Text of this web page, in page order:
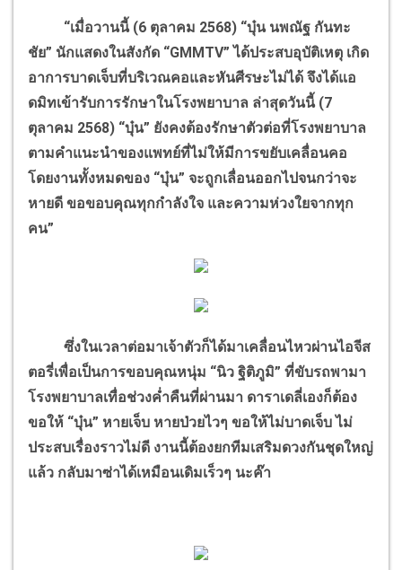
“เมื่อวานนี้ (6 ตุลาคม 2568) “บุ๋น นพณัฐ กันทะ
ชัย” นักแสดงในสังกัด “GMMTV” ได้ประสบอุบัติเหตุ เกิด
อาการบาดเจ็บที่บริเวณคอและหันศีรษะไม่ได้ จึงได้แอ
ดมิทเข้ารับการรักษาในโรงพยาบาล ล่าสุดวันนี้ (7
ตุลาคม 2568) “บุ๋น” ยังคงต้องรักษาตัวต่อที่โรงพยาบาล
ตามคำแนะนำของแพทย์ที่ไม่ให้มีการขยับเคลื่อนคอ
โดยงานทั้งหมดของ “บุ๋น” จะถูกเลื่อนออกไปจนกว่าจะ
หายดี ขอขอบคุณทุกกำลังใจ และความห่วงใยจากทุก
คน”
ซึ่งในเวลาต่อมาเจ้าตัวก็ได้มาเคลื่อนไหวผ่านไอจีส
ตอรี่เพื่อเป็นการขอบคุณหนุ่ม “นิว ฐิติภูมิ” ที่ขับรถพามา
โรงพยาบาลเทื่อช่วงค่ำคืนที่ผ่านมา ดาราเดลี่เองก็ต้อง
ขอให้ “บุ๋น” หายเจ็บ หายป่วยไวๆ ขอให้ไม่บาดเจ็บ ไม่
ประสบเรื่องราวไม่ดี งานนี้ต้องยกทีมเสริมดวงกันชุดใหญ่
แล้ว กลับมาซ่าได้เหมือนเดิมเร็วๆ นะค๊า